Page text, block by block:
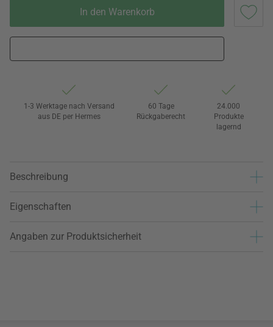
In den Warenkorb
1-3 Werktage nach Versand
aus DE per Hermes
60 Tage
Rückgaberecht
24.000
Produkte
lagernd
Beschreibung
Eigenschaften
Angaben zur Produktsicherheit